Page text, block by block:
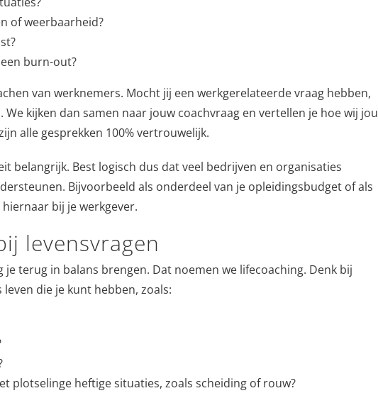
of weerbaarheid?
burn-out?
van werknemers. Mocht jij een werkgerelateerde vraag hebben,
kijken dan samen naar jouw coachvraag en vertellen je hoe wij jou
alle gesprekken 100% vertrouwelijk.
belangrijk. Best logisch dus dat veel bedrijven en organisaties
Bijvoorbeeld als onderdeel van je opleidingsbudget of als
bij je werkgever.
levensvragen
je terug in balans brengen. Dat noemen we lifecoaching. Denk bij
die je kunt hebben, zoals:
plotselinge heftige situaties, zoals scheiding of rouw?